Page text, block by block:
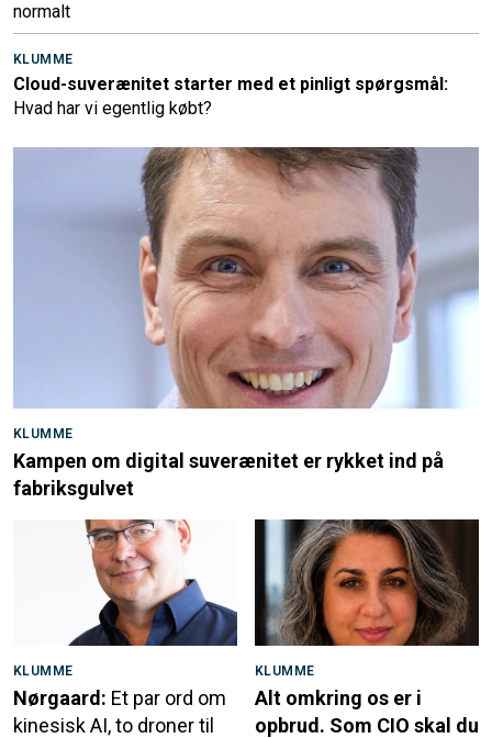
normalt
KLUMME
Cloud-suverænitet starter med et pinligt spørgsmål:
Hvad har vi egentlig købt?
KLUMME
Kampen om digital suverænitet er rykket ind på
fabriksgulvet
KLUMME
Nørgaard: Et par ord om
kinesisk AI, to droner til
KLUMME
Alt omkring os er i
opbrud. Som CIO skal du